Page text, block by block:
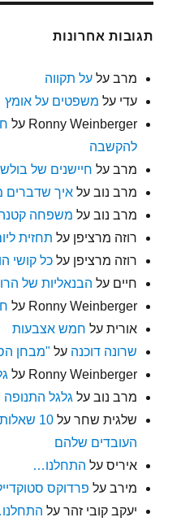
תגובות אחרונות
מרב עלעל תקווה
עדי על משפטים על אומץ
Ronny Weinberger על
להקשבה
מרב על חיישנים של
מרב נוב עלאיך
מרב נוב על משפחה
רוזה מרציפן על תחזית
רוזה מרציפן עלכל קושי
חיים על הבנאליות של
Ronny Weinberger על
אורית על חמש אצבעות
שרונה דוכנה על "מבחן
Ronny Weinberger על
מרב נוב על גלגל התנופה
שלגית שחר על
10
העובדים שלהם
איריס על התחלנו…
מירב על פרדוקס
יעקב קובי זהר על